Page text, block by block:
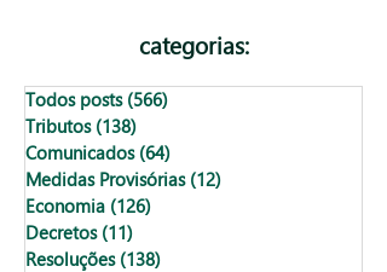
categorias:
Todos posts (566)
Tributos (138)
Comunicados (64)
Medidas Provisórias (12)
Economia (126)
Decretos (11)
Resoluções (138)